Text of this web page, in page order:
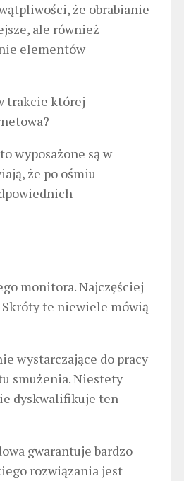
że obrabianie
ale również
elementów
trakcie której
wyposażone są w
że po ośmiu
monitora. Najczęściej
Skróty te niewiele mówią
wystarczające do pracy
smużenia. Niestety
dyskwalifikuje ten
gwarantuje bardzo
rozwiązania jest